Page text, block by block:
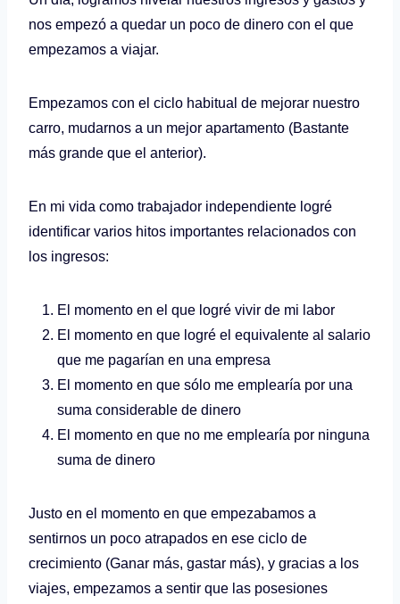
nos empezó a quedar un poco de dinero con el que
empezamos a viajar.
Empezamos con el ciclo habitual de mejorar nuestro
carro, mudarnos a un mejor apartamento (Bastante
más grande que el anterior).
En mi vida como trabajador independiente logré
identificar varios hitos importantes relacionados con
los ingresos:
El momento en el que logré vivir de mi labor
El momento en que logré el equivalente al salario
que me pagarían en una empresa
El momento en que sólo me emplearía por una
suma considerable de dinero
El momento en que no me emplearía por ninguna
suma de dinero
Justo en el momento en que empezabamos a
sentirnos un poco atrapados en ese ciclo de
crecimiento (Ganar más, gastar más), y gracias a los
viajes, empezamos a sentir que las posesiones